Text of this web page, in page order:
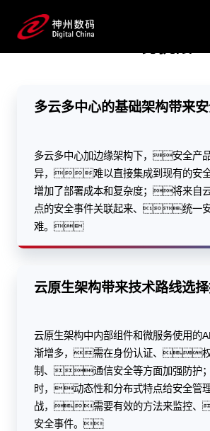
化产品矩阵，搭建可靠、
构；整合多云多活、应用
观测性架构和安保攻防等技术服务，
预约专家咨询
多云多中心的基础架构带来
多云多中心加边缘架构下，安全产
异，难以直接集成到现有的安
增加了部署成本和复杂度；将来自
点的安全事件关联起来、统一
难。
云原生架构带来技术路线选
云原生架构中内部组件和微服务使用的
渐增多，需在身份认证、
制、通信安全等方面加强防
时，动态性和分布式特点给安全管
战，需要有效的方法来监控、
安全事件。